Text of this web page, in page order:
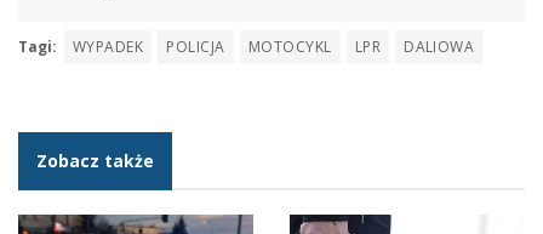
Tagi: WYPADEK POLICJA MOTOCYKL LPR DALIOWA
Zobacz także